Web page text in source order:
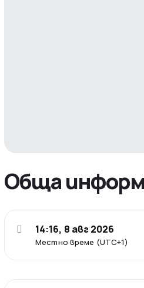
Обща
Местно време (UTC+1)
14:16, 8 авг 2026